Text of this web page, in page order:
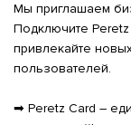
Мы приглашаем
Подключите Peretz
привлекайте
пользователей.
➡ Peretz Card –